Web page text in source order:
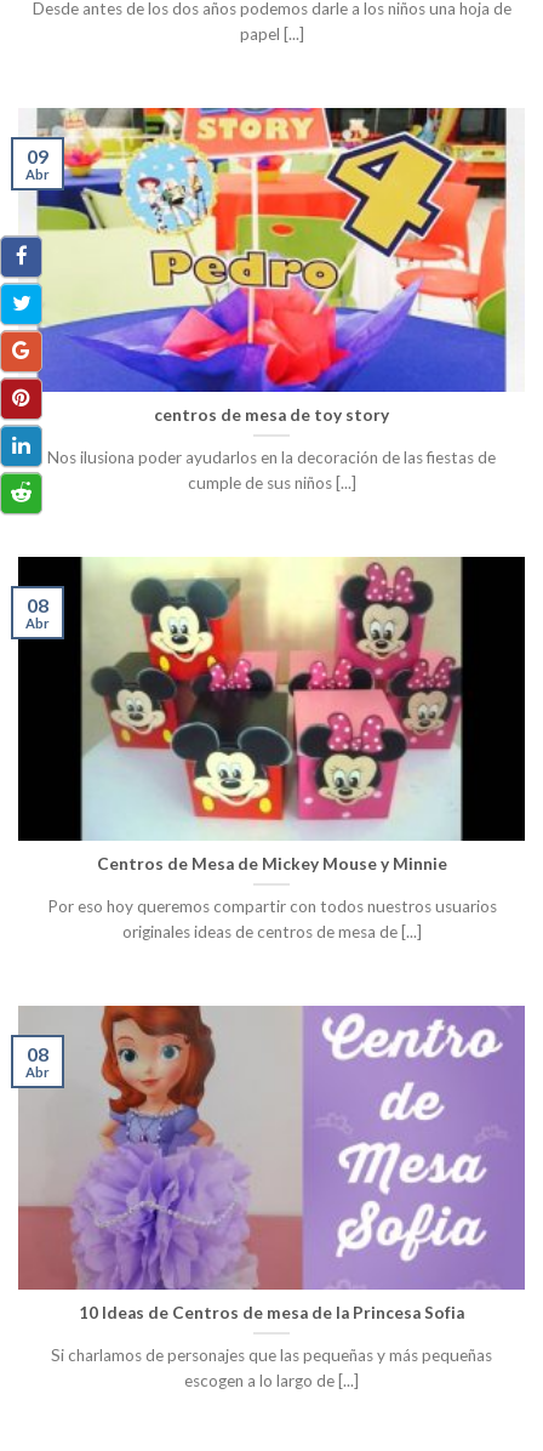
Desde antes de los dos años podemos darle a los niños una hoja de
papel [...]
centros de mesa de toy story
Nos ilusiona poder ayudarlos en la decoración de las fiestas de
cumple de sus niños [...]
09
Abr
Centros de Mesa de Mickey Mouse y Minnie
Por eso hoy queremos compartir con todos nuestros usuarios
originales ideas de centros de mesa de [...]
08
Abr
10 Ideas de Centros de mesa de la Princesa Sofia
Si charlamos de personajes que las pequeñas y más pequeñas
escogen a lo largo de [...]
08
Abr